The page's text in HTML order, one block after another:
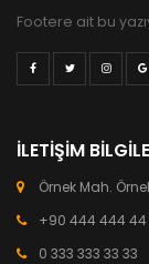
Footere ait bu
İLETIŞIM
Örnek Mah.
+90 444 444 44
0 333 333 33 33